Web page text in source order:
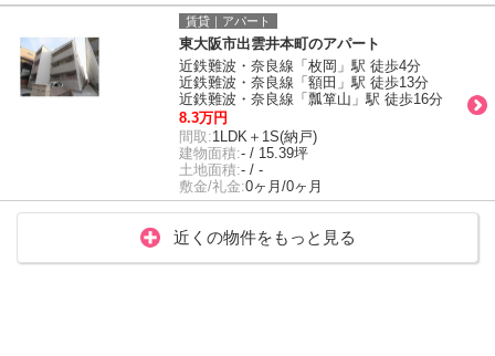
賃貸｜アパート
東大阪市出雲井本町のアパート
近鉄難波・奈良線「枚岡」駅 徒歩4分
近鉄難波・奈良線「額田」駅 徒歩13分
近鉄難波・奈良線「瓢箪山」駅 徒歩16分
8.3万円
間取:1LDK＋1S(納戸)
建物面積:- / 15.39坪
土地面積:- / -
敷金/礼金:0ヶ月/0ヶ月
近くの物件をもっと見る